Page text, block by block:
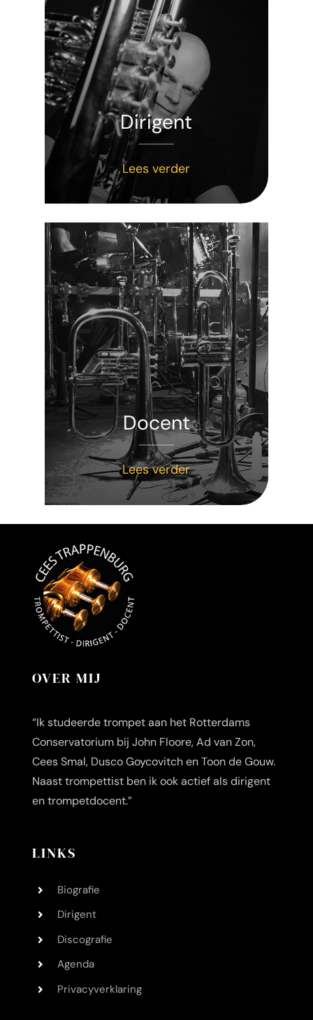
Dirigent
Lees verder
Docent
Lees verder
OVER MIJ
“Ik studeerde trompet aan het Rotterdams
Conservatorium bij John Floore, Ad van Zon,
Cees Smal, Dusco Goycovitch en Toon de Gouw.
Naast trompettist ben ik ook actief als dirigent
en trompetdocent.”
LINKS
Biografie
Dirigent
Discografie
Agenda
Privacyverklaring